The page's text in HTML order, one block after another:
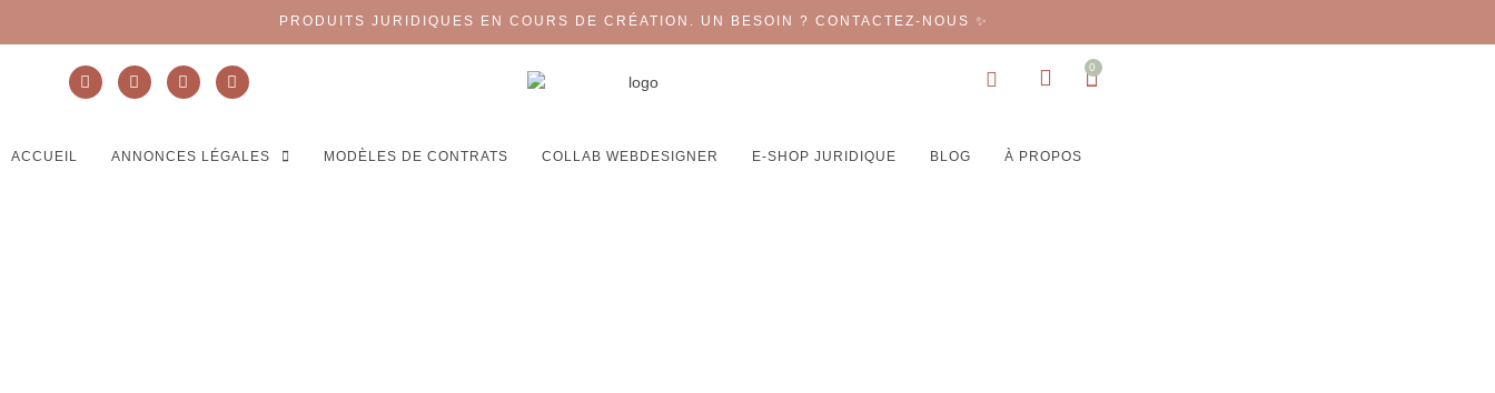
PRODUITS JURIDIQUES EN COURS DE CRÉATION. UN BESOIN ? CONTACTEZ-NOUS ✨
0
ACCUEIL ANNONCES LÉGALES MODÈLES DE CONTRATS COLLAB WEBDESIGNER E-SHOP JURIDIQUE BLOG À PROPOS